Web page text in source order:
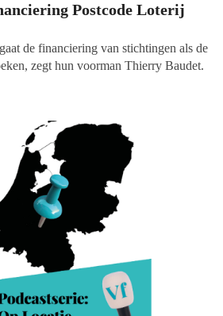
Postcode Loterij
de financiering van stichtingen als de
zegt hun voorman Thierry Baudet.